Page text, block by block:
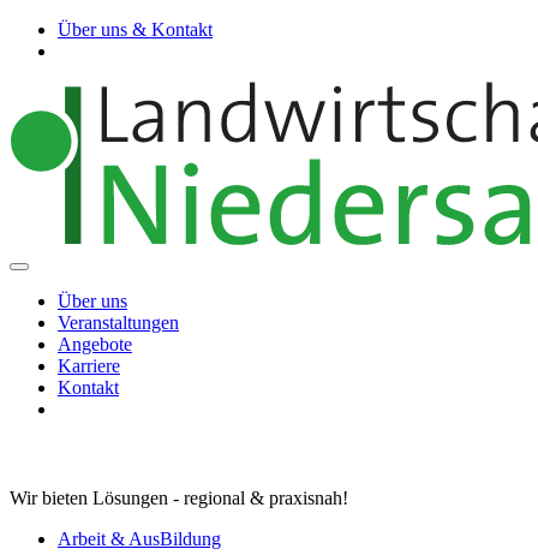
Über uns & Kontakt
Über uns
Veranstaltungen
Angebote
Karriere
Kontakt
Wir bieten Lösungen - regional & praxisnah!
Arbeit & AusBildung